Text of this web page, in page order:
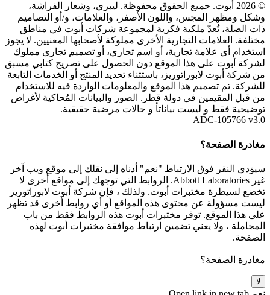
© 2026 أبوت. جميع الحقوق محفوظة. ليبري، وشعار الفراشة،
وشكل ومظهر المجس، واللون الأصفر، والعلامات، و/أو التصاميم
ذات الصلة، تُعدّ ملكية فكرية لمجموعة شركات أبوت في مناطق
مختلفة. العلامات التجارية الأخرى مملوكة لأصحابها المعنيين. لا يجوز
استخدام أي علامة تجارية، أو اسم تجاري، أو تصميم تجاري مملوك
لشركة أبوت على هذا الموقع دون الحصول على تصريح كتابي مسبق
من شركة أبوت لابوراتوريز، باستثناء تحديد المنتج أو الخدمات التابعة
للشركة. تم تصميم هذا الموقع والمعلومات الواردة فيه للاستخدام
من قبل المقيمين في دولة قطر. الصور والبيانات المُحاكية لأغراض
توضيحية فقط و ليست بياناتأ و حالات مرضية حقيقية.
ADC-105766 v3.0
مغادرة الصفحة؟
سيؤدي النقر فوق الارتباط "نعم" أدناه إلى نقلك إلى موقع ويب آخر
غير Abbott Laboratories. الروابط التي توجهك إلى مواقع أخرى لا
تخضع لسيطرة مختبرات أبوت. ولذلك ، فإن شركة أبوت لابوراتوريز
ليست مسؤولة عن محتوى هذه المواقع أو أي روابط أخرى قد تظهر
على هذا الموقع. توفر مختبرات أبوت هذه الروابط فقط من باب
المجاملة ، ولا يعني تضمين ارتباط موافقة مختبرات أبوت لهذه
الصفحة.
مغادرة الصفحة؟
لا